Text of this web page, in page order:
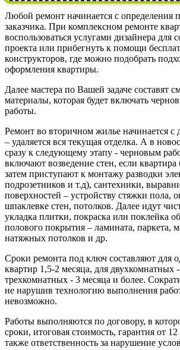
Любой ремонт начинается с определения
заказчика. При комплексном ремонте
воспользоваться услугами дизайнера для
проекта или прибегнуть к помощи
конструкторов, где можно подобрать
оформления квартиры.
Далее мастера по Вашей задаче составят
материалы, которая будет включать
работы.
Ремонт во вторичном жилье начинается с
– удаляется вся текущая отделка. А в
сразу к следующему этапу - черновым
включают возведение стен, если квартира
затем приступают к монтажу разводки
подрозетников и т.д), сантехники,
поверхностей – устройству стяжки пола,
шпаклевке стен, потолков. Далее идут
укладка плитки, покраска или поклейка
полового покрытия – ламината, паркета,
натяжных потолков и др.
Сроки ремонта под ключ составляют для
квартир 1,5-2 месяца, для двухкомнатных
трехкомнатных - 3 месяца и более.
не нарушив технологию выполнения
невозможно.
Работы выполняются по договору, в
сроки, итоговая стоимость, гарантия от
также ответственность за нарушение